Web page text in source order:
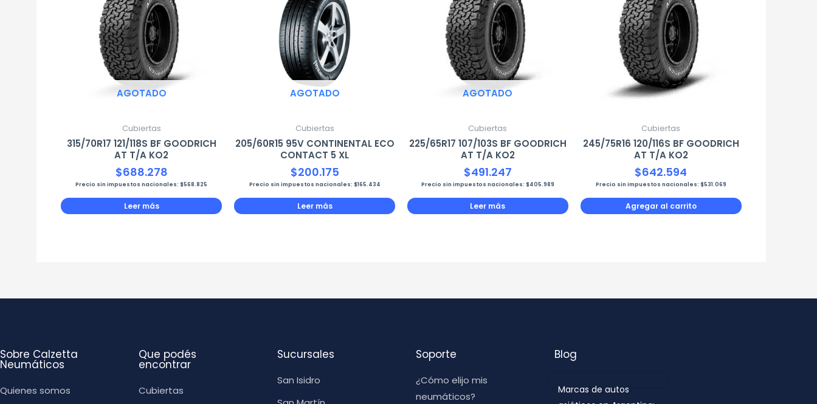
AGOTADO
Cubiertas
315/70R17 121/118S BF GOODRICH
AT T/A KO2
$688.278
Precio sin impuestos nacionales:$568.825
Leer más
AGOTADO
Cubiertas
205/60R15 95V CONTINENTAL ECO
CONTACT 5 XL
$200.175
Precio sin impuestos nacionales: $165.434
Leer más
AGOTADO
Cubiertas
225/65R17 107/103S BF GOODRICH
AT T/A KO2
$491.247
Precio sin impuestos nacionales: $405.989
Leer más
Cubiertas
245/75R16 120/116S BF GOODRICH
AT T/A KO2
$642.594
Precio sin impuestos nacionales: $531.069
Agregar al carrito
Sobre Calzetta
Neumáticos
Quienes somos
Que podés
encontrar
Cubiertas
Sucursales
San Isidro
Soporte
¿Cómo elijo mis
neumáticos?
Blog
Marcas de autos